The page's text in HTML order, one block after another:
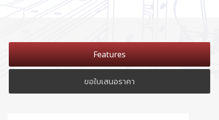
Features
ขอใบเสนอราคา